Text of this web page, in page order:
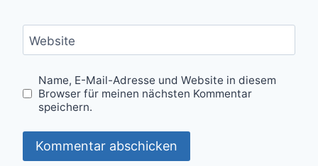
Website
Name, E-Mail-Adresse und Website in diesem
Browser für meinen nächsten Kommentar
speichern.